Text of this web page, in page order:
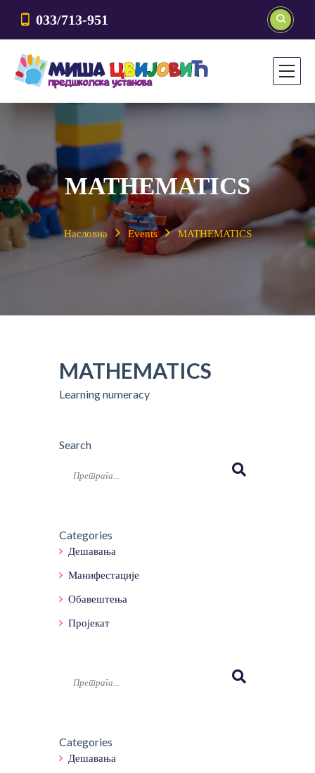
033/713-951
MATHEMATICS
Насловна Events MATHEMATICS
MATHEMATICS
Learning numeracy
Search
Categories
Дешавања
Манифестације
Обавештења
Пројекат
Categories
Дешавања